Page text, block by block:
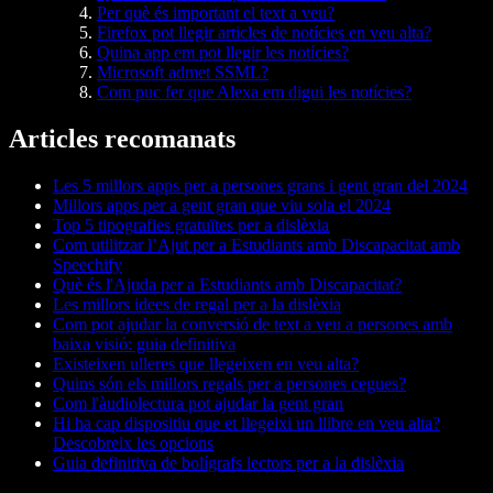
Per què és important el text a veu?
Firefox pot llegir articles de notícies en veu alta?
Quina app em pot llegir les notícies?
Microsoft admet SSML?
Com puc fer que Alexa em digui les notícies?
Articles recomanats
Les 5 millors apps per a persones grans i gent gran del 2024
Millors apps per a gent gran que viu sola el 2024
Top 5 tipografies gratuïtes per a dislèxia
Com utilitzar l’Ajut per a Estudiants amb Discapacitat amb
Speechify
Què és l'Ajuda per a Estudiants amb Discapacitat?
Les millors idees de regal per a la dislèxia
Com pot ajudar la conversió de text a veu a persones amb
baixa visió: guia definitiva
Existeixen ulleres que llegeixen en veu alta?
Quins són els millors regals per a persones cegues?
Com l'àudiolectura pot ajudar la gent gran
Hi ha cap dispositiu que et llegeixi un llibre en veu alta?
Descobreix les opcions
Guia definitiva de bolígrafs lectors per a la dislèxia